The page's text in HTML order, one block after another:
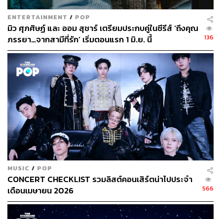
ENTERTAINMENT / POP
มิว ศุภศิษฏ์ และ ออม สุชาร์ เตรียมประกบคู่ในซีรีส์ ‘ถึงคุณ
ภรรยา…จากสามีที่รัก’ เริ่มตอนแรก 1 มิ.ย. นี้
136
MUSIC / POP
CONCERT CHECKLIST รวมลิสต์คอนเสิร์ตน่าไปประจำ
เดือนเมษายน 2026
566